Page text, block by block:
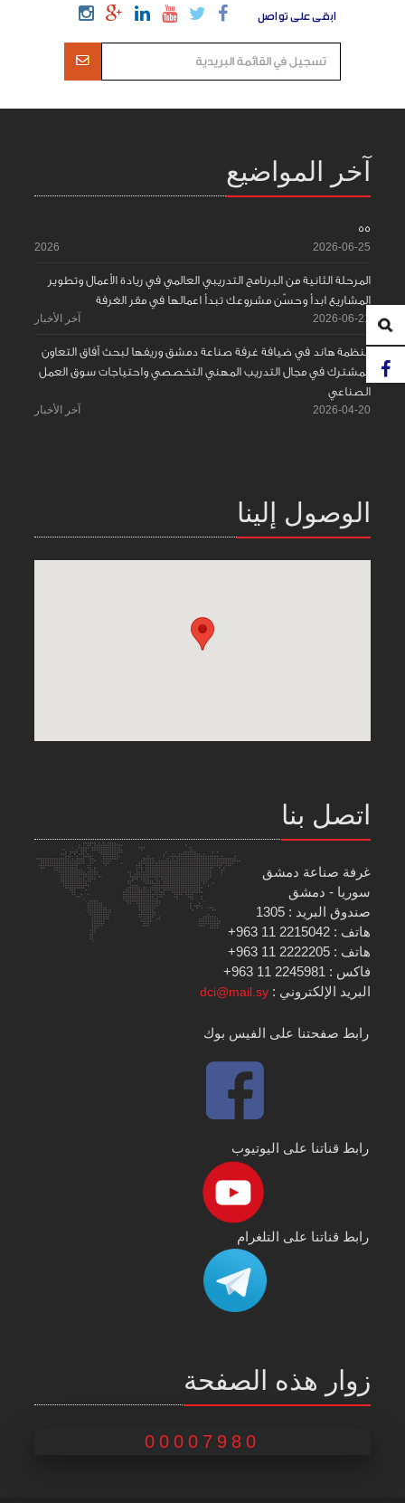
ابقى على تواصل
آخر المواضيع
55
2026-06-25
2026
المرحلة الثانية من البرنامج التدريبي العالمي في ريادة الأعمال وتطوير
المشاريع ابدأ وحسّن مشروعك تبدأ اعمالها في مقر الغرفة
2026-06-21 آخر الأخبار
منظمة هاند في ضيافة غرفة صناعة دمشق وريفها لبحث آفاق التعاون
المشترك في مجال التدريب المهني التخصصي واحتياجات سوق العمل
الصناعي
2026-04-20 آخر الأخبار
الوصول إلينا
اتصل بنا
غرفة صناعة دمشق
سوريا - دمشق
صندوق البريد : 1305
هاتف : 2215042 11 963+
هاتف : 2222205 11 963+
فاكس : 2245981 11 963+
البريد الإلكتروني :dci@mail.sy
رابط صفحتنا على الفيس بوك
رابط قناتنا على اليوتيوب
رابط قناتنا على التلغرام
زوار هذه الصفحة
00007980